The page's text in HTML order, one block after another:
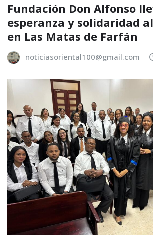
Fundación Don Alfonso
esperanza y solidaridad
en Las Matas de Farfán
noticiasoriental100@gmail.com